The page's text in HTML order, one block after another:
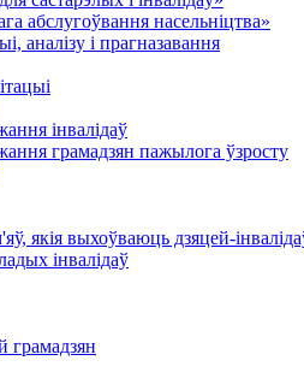
абслугоўвання насельніцтва»
аналізу і прагназавання
інвалідаў
грамадзян пажылога ўзросту
якія выхоўваюць дзяцей-
інвалідаў
грамадзян